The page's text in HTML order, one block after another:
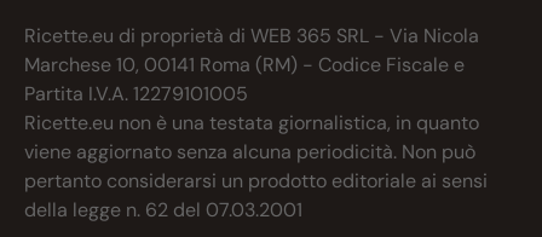
Ricette.eu di proprietà di WEB 365 SRL - Via Nicola
Marchese 10, 00141 Roma (RM) - Codice Fiscale e
Partita I.V.A. 12279101005
Ricette.eu non è una testata giornalistica, in quanto
viene aggiornato senza alcuna periodicità. Non può
pertanto considerarsi un prodotto editoriale ai sensi
della legge n. 62 del 07.03.2001